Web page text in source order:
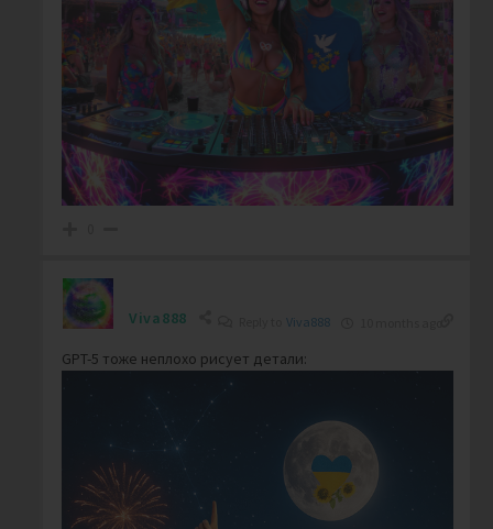
Viva888 Viva888
GPT-5 тоже неплохо рисует детали: